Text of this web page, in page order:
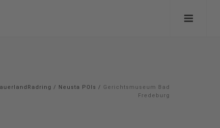
/ Neusta POIs / Gerichtsmuseum Bad
Fredeburg